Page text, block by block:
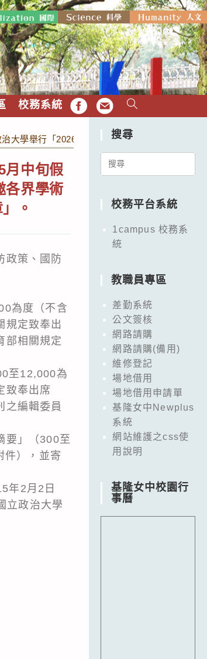
校務系統 FB EMAIL
大學舉行「2026全民國防教育暨防衛動員學術
月中旬假
各界學術
。
政策、國防
為度（不含
規定致奉出
部相關規定
至12,000為
致奉出席
之編輯委員
要」（300至
件），並寄
年2月2日
立政治大學
搜尋
Search
校務平台系統
1campus 校務系
統
教職員專區
差勤系統
公文簽核
網路請購
網路請購(備用)
維修登記
場地借用
場地借用申請單
基隆女中Newplus
系統
網站維護之css使
用說明
基隆女中校園行
事曆